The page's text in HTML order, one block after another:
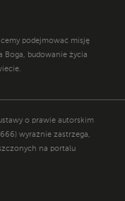
podejmować misję
Boga, budowanie życia
o prawie autorskim
wyraźnie zastrzega,
na portalu